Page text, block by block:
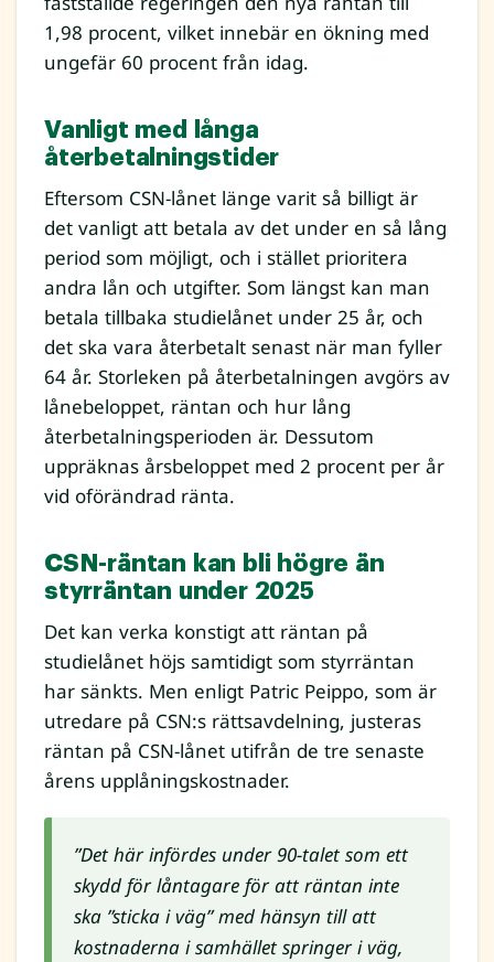
1,98 procent, vilket innebär en ökning med
ungefär 60 procent från idag.
Vanligt med långa
återbetalningstider
Eftersom CSN-lånet länge varit så billigt är
det vanligt att betala av det under en så lång
period som möjligt, och i stället prioritera
andra lån och utgifter. Som längst kan man
betala tillbaka studielånet under 25 år, och
det ska vara återbetalt senast när man fyller
64 år. Storleken på återbetalningen avgörs av
lånebeloppet, räntan och hur lång
återbetalningsperioden är. Dessutom
uppräknas årsbeloppet med 2 procent per år
vid oförändrad ränta.
CSN-räntan kan bli högre än
styrräntan under 2025
Det kan verka konstigt att räntan på
studielånet höjs samtidigt som styrräntan
har sänkts. Men enligt Patric Peippo, som är
utredare på CSN:s rättsavdelning, justeras
räntan på CSN-lånet utifrån de tre senaste
årens upplåningskostnader.
”Det här infördes under 90-talet som ett
skydd för låntagare för att räntan inte
ska ”sticka i väg” med hänsyn till att
kostnaderna i samhället springer i väg,